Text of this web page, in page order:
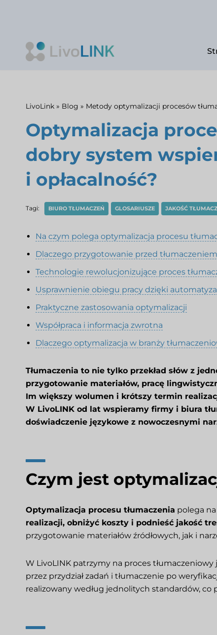
Przejdź
LivoLink » Blog » Metody optymalizacji procesów
Optymalizacja
dobry system
i opłacalność?
Tagi: BIURO TŁUMACZEŃ GLOSARIUSZE JAKOŚĆ
Na czym polega optymalizacja procesu
Dlaczego przygotowanie przed
Technologie rewolucjonizujące proces
Usprawnienie obiegu pracy dzięki
Praktyczne zastosowania optymalizacji
Współpraca i informacja zwrotna
Dlaczego optymalizacja w branży
Tłumaczenia to nie tylko przekład słów z
przygotowanie materiałów, pracę
Im większy wolumen i krótszy termin
W LivoLINK od lat wspieramy firmy i biura
doświadczenie językowe z nowoczesnymi
Czym jest
Optymalizacja procesu tłumaczenia polega
realizacji, obniżyć koszty i podnieść jakość
przygotowanie materiałów źródłowych, jak i
W LivoLINK patrzymy na proces tłumaczeniowy
przez przydział zadań i tłumaczenie po
realizowany według jednolitych standardów, co